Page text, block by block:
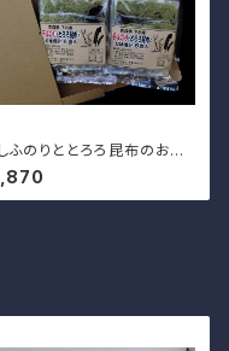
ふのりととろろ昆布のお味
5食入×2袋